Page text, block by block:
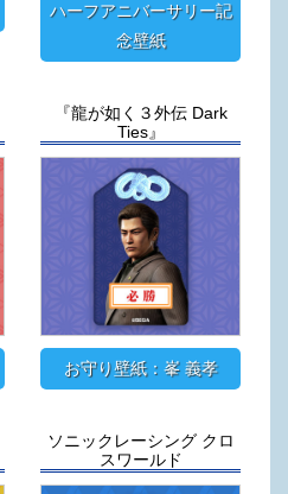
ハーフアニバーサリー記
念壁紙
『龍が如く３外伝 Dark
Ties』
お守り壁紙：峯 義孝
ソニックレーシング クロ
スワールド